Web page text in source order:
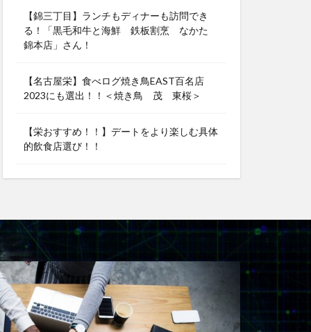
【錦三丁目】ランチもディナーも訪問でき
る！「黒毛和牛と海鮮 鉄板割烹 なかた
錦本店」さん！
【名古屋栄】食べログ焼き鳥EAST百名店
2023にも選出！！＜焼き鳥 茂 東桜＞
【栄おすすめ！！】デートをより楽しむ具体
的飲食店選び！！